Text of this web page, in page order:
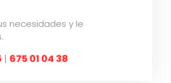
necesidades y le
| 675 01 04 38